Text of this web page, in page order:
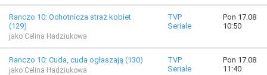
Ranczo 10: Ochotnicza straż kobiet
(129)
jako Celina Hadziukowa
TVP
Seriale
Pon 17.08
10:50
Ranczo 10: Cuda, cuda ogłaszają (130)
jako Celina Hadziukowa
TVP
Seriale
Pon 17.08
11:40